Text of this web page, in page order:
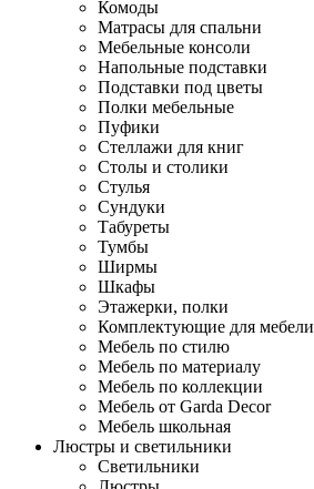
Комоды
Матрасы для спальни
Мебельные консоли
Напольные подставки
Подставки под цветы
Полки мебельные
Пуфики
Стеллажи для книг
Столы и столики
Стулья
Сундуки
Табуреты
Тумбы
Ширмы
Шкафы
Этажерки, полки
Комплектующие для мебели
Мебель по стилю
Мебель по материалу
Мебель по коллекции
Мебель от Garda Decor
Мебель школьная
Люстры и светильники
Светильники